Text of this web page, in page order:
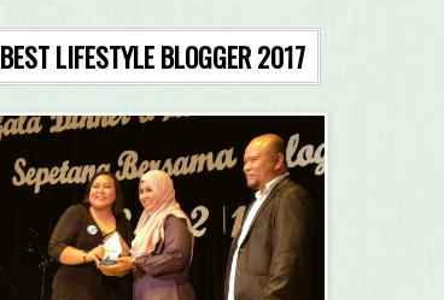
BEST LIFESTYLE BLOGGER 2017